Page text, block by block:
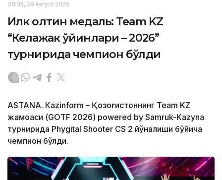
08:05, 09 Август 2026
Илк олтин медаль: Team KZ
“Келажак ўйинлари – 2026”
турнирида чемпион бўлди
ASTANА. Кazinform – Қозоғистоннинг Team KZ
жамоаси (GOTF 2026) powered by Samruk-Kazyna
турнирида Phygital Shooter CS 2 йўналиши бўйича
чемпион бўлди.